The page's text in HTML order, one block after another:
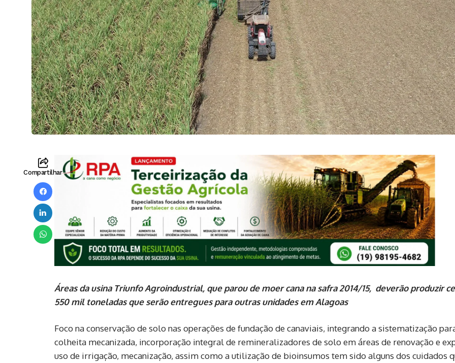
Compartilhar
Áreas da usina Triunfo Agroindustrial, que parou de moer cana na safra 2014/15, deverão produzir
550 mil toneladas que serão entregues para outras unidades em Alagoas
Foco na conservação de solo nas operações de fundação de canaviais, integrando a sistematização
colheita mecanizada, incorporação integral de remineralizadores de solo em áreas de renovação e
uso de irrigação, mecanização, assim como a utilização de bioinsumos tem sido alguns dos cuidados